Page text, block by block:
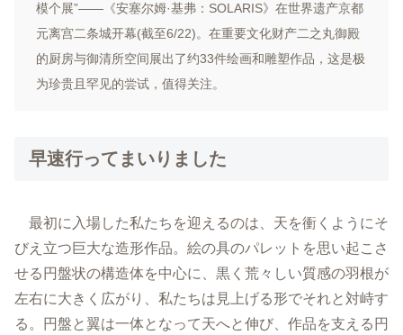
模个展”——《安塞尔姆·基弗：SOLARIS》在世界遗产京都
元离宫二条城开幕(截至6/22)。在重要文化财产二之丸御殿
的厨房与御清所空间展出了约33件绘画和雕塑作品，这是极
为珍贵且罕见的尝试，值得关注。
早速行ってまいりました
最初に入場した私たちを迎えるのは、天を衝くようにそ
びえ立つ巨大な造形作品。絵の具のパレットを思い起こさ
せる円盤状の構造体を中心に、黒く荒々しい質感の羽根が
左右に大きく広がり、私たちは見上げる形でそれと対峙す
る。円盤と翼は一体となって天へと伸び、作品を支える円